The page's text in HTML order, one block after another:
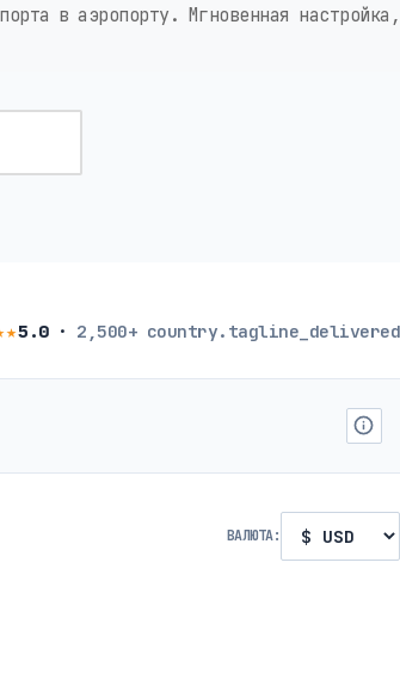
в аэропорту. Мгновенная
5.0· 2,500+ country.tagline_delivered
ВАЛЮТА: